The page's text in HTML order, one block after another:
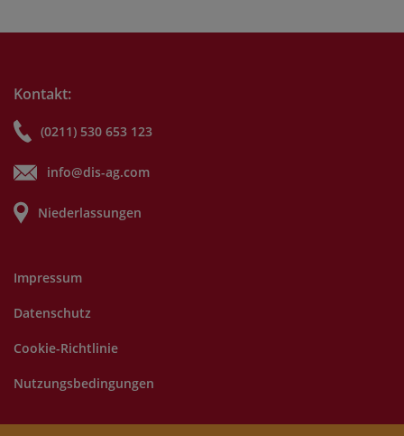
Kontakt:
(0211) 530 653 123
info@dis-ag.com
Niederlassungen
Impressum
Datenschutz
Cookie-Richtlinie
Nutzungsbedingungen